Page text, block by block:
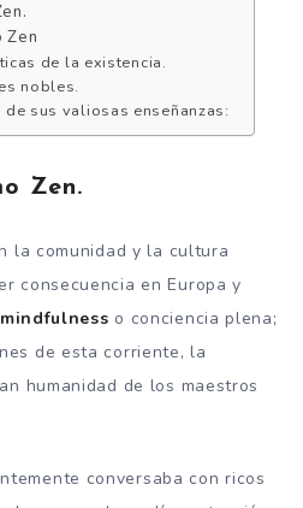
Zen
de la existencia.
nobles.
sus valiosas enseñanzas:
Zen.
la comunidad y la cultura
consecuencia en Europa y
mindfulness o conciencia plena;
de esta corriente, la
humanidad de los maestros
conversaba con ricos